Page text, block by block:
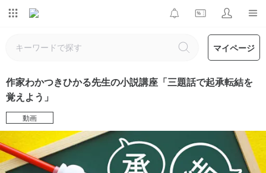
マイページ
作家わかつきひかる先生の小説講座「三題話で起承転結を
覚えよう」
動画